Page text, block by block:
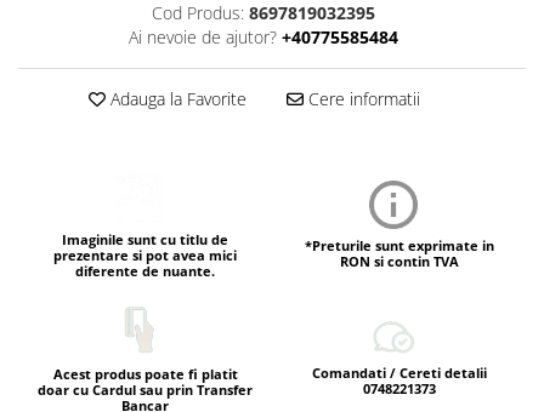
Cod Produs: 8697819032395
Ai nevoie de ajutor? +40775585484
Adauga la Favorite Cere informatii
Imaginile sunt cu titlu de
prezentare si pot avea mici
diferente de nuante.
*Preturile sunt exprimate in
RON si contin TVA
Acest produs poate fi platit
doar cu Cardul sau prin Transfer
Bancar
Comandati / Cereti detalii
0748221373